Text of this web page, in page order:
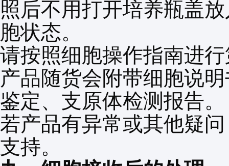
照后不用打开培养瓶盖
胞状态。
请按照细胞操作指南进
产品随货会附带细胞说
鉴定、支原体检测报告。
若产品有异常或其他疑
支持。